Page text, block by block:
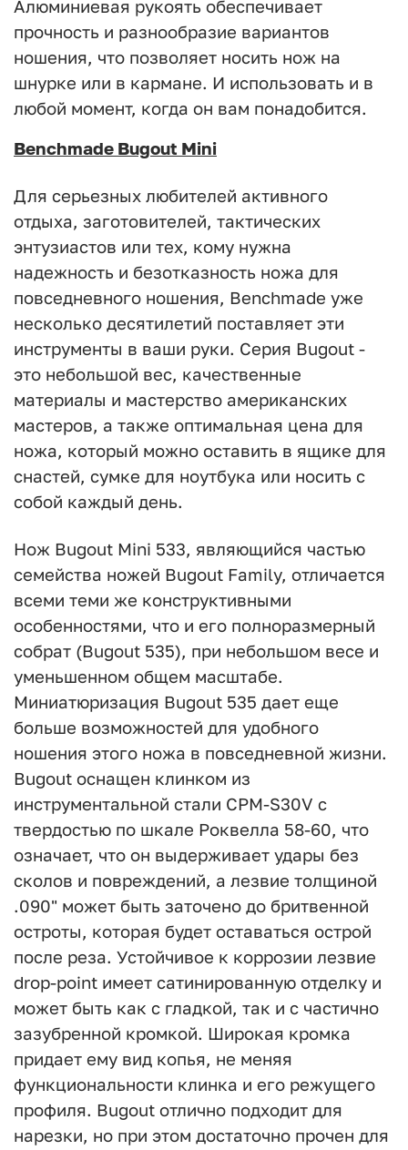
Алюминиевая рукоять обеспечивает
прочность и разнообразие вариантов
ношения, что позволяет носить нож на
шнурке или в кармане. И использовать и в
любой момент, когда он вам понадобится.
Benchmade Bugout Mini
Для серьезных любителей активного
отдыха, заготовителей, тактических
энтузиастов или тех, кому нужна
надежность и безотказность ножа для
повседневного ношения, Benchmade уже
несколько десятилетий поставляет эти
инструменты в ваши руки. Серия Bugout -
это небольшой вес, качественные
материалы и мастерство американских
мастеров, а также оптимальная цена для
ножа, который можно оставить в ящике для
снастей, сумке для ноутбука или носить с
собой каждый день.
Нож Bugout Mini 533, являющийся частью
семейства ножей Bugout Family, отличается
всеми теми же конструктивными
особенностями, что и его полноразмерный
собрат (Bugout 535), при небольшом весе и
уменьшенном общем масштабе.
Миниатюризация Bugout 535 дает еще
больше возможностей для удобного
ношения этого ножа в повседневной жизни.
Bugout оснащен клинком из
инструментальной стали CPM-S30V с
твердостью по шкале Роквелла 58-60, что
означает, что он выдерживает удары без
сколов и повреждений, а лезвие толщиной
.090" может быть заточено до бритвенной
остроты, которая будет оставаться острой
после реза. Устойчивое к коррозии лезвие
drop-point имеет сатинированную отделку и
может быть как с гладкой, так и с частично
зазубренной кромкой. Широкая кромка
придает ему вид копья, не меняя
функциональности клинка и его режущего
профиля. Bugout отлично подходит для
нарезки, но при этом достаточно прочен для